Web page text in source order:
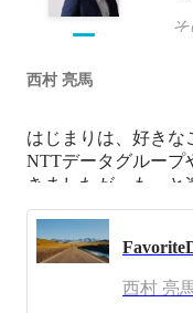
西村 亮馬
はじまりは、好きな
NTTデータグループ
きましたが、もっ
独立・開業しました
西村 亮